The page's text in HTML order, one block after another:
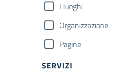
I luoghi
Organizzazione
Pagine
SERVIZI